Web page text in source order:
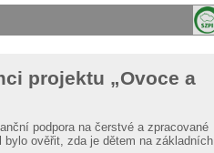
projektu „Ovoce a
podpora na čerstvé a zpracované
ověřit, zda je dětem na základních